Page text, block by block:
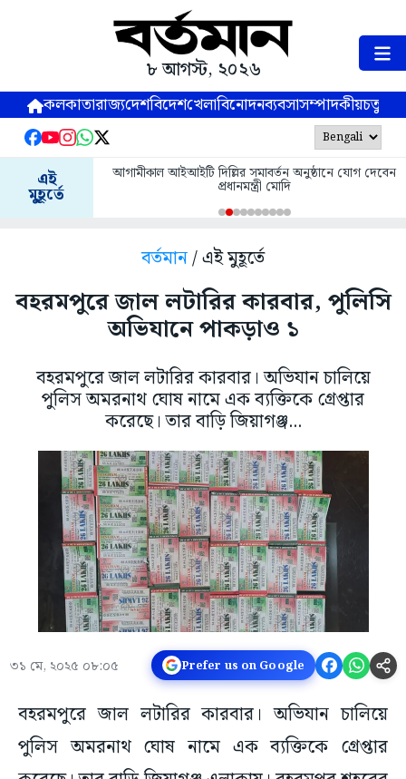
৮ আগস্ট, ২০২৬
কলকাতারাজ্যদেশবিদেশখেলাবিনোদনব্যবসাসম্পাদকীয়
এই
মুহূর্তে
আগামীকাল আইআইটি দিল্লির সমাবর্তন অনুষ্ঠানে যোগ দেবেন
প্রধানমন্ত্রী মোদি
বর্তমান/ এই মুহূর্তে
বহরমপুরে জাল লটারির কারবার, পুলিসি
অভিযানে পাকড়াও ১
বহরমপুরে জাল লটারির কারবার। অভিযান চালিয়ে
পুলিস অমরনাথ ঘোষ নামে এক ব্যক্তিকে গ্রেপ্তার
করেছে। তার বাড়ি জিয়াগঞ্জ...
৩১ মে, ২০২৫ ০৮:০৫ Prefer us on Google
বহরমপুরে জাল লটারির কারবার। অভিযান চালিয়ে
পুলিস অমরনাথ ঘোষ নামে এক ব্যক্তিকে গ্রেপ্তার